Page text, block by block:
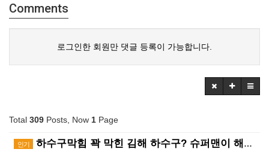
Comments
로그인한 회원만 댓글 등록이 가능합니다.
Total 309 Posts, Now 1 Page
인기 하수구막힘 꽉 막힌 김해 하수구? 슈퍼맨이 해결사! ?…